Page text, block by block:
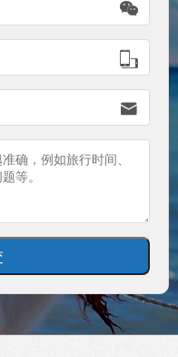


